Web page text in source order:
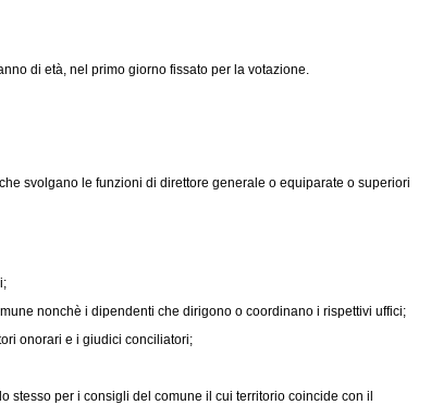
di età, nel primo giorno fissato per la votazione.
svolgano le funzioni di direttore generale o equiparate o superiori
nonchè i dipendenti che dirigono o coordinano i rispettivi uffici;
onorari e i giudici conciliatori;
stesso per i consigli del comune il cui territorio coincide con il